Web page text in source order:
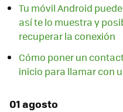
Tu móvil Android
así te lo muestra y
recuperar la conexión
Cómo poner un
inicio para llamar con
01 agosto